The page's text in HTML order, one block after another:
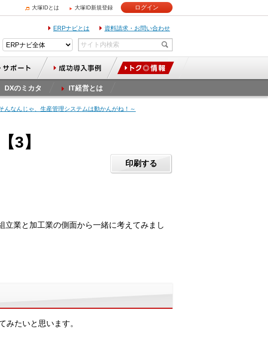
大塚IDとは 大塚ID新規登録 ログイン
ERPナビとは 資料請求・お問い合わせ
DXのミカタ IT経営とは
んなんじゃ、生産管理システムは動かんがね！～
3】
印刷する
業と加工業の側面から一緒に考えてみまし
みたいと思います。